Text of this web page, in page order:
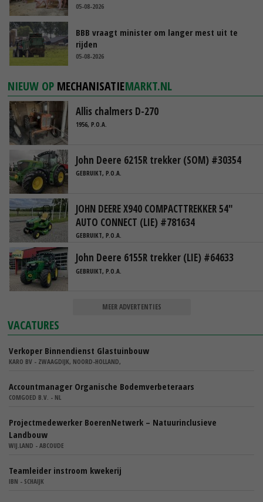
05-08-2026
BBB vraagt minister om langer mest uit te
rijden
05-08-2026
NIEUW OP MECHANISATIEMARKT.NL
Allis chalmers D-270
1956, P.O.A.
John Deere 6215R trekker (SOM) #30354
GEBRUIKT, P.O.A.
JOHN DEERE X940 COMPACTTREKKER 54"
AUTO CONNECT (LIE) #781634
GEBRUIKT, P.O.A.
John Deere 6155R trekker (LIE) #64633
GEBRUIKT, P.O.A.
MEER ADVERTENTIES
VACATURES
Verkoper Binnendienst Glastuinbouw
KARO BV - ZWAAGDIJK, NOORD-HOLLAND,
Accountmanager Organische Bodemverbeteraars
COMGOED B.V. - NL
Projectmedewerker BoerenNetwerk – Natuurinclusieve
Landbouw
WIJ.LAND - ABCOUDE
Teamleider instroom kwekerij
IBN - SCHAIJK